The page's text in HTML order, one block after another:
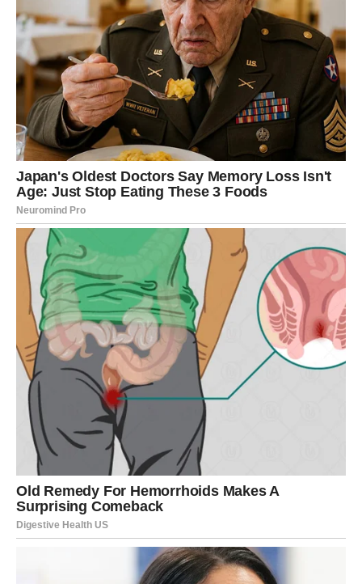
Ali ovaj period nije kraj. On jeprelomna tačka. Kajanje
vas sada tera da preispitate sopstvene granice i shvatite
da promena ne mora značiti gubitak – već oslobađanje.
Poruka za Bika:
Ne kažnjavajte sebe predugo. Lekcija koju sada učite
služi tome da sledeći put ne ostanete na mestu koje vas
više ne ispunjava.
BLIZANCI – KADA PREVIŠE
OPCIJA DOVEDE DO NIJEDNE
Blizanci su znak izbora, mogućnosti i kretanja. Ali upravo
tu leži problem: kada ima previše opcija, lako se desi da
sene izabere nijedna . U prethodnom periodu ste možda
imali šansu da se vežete, da se posvetite, da donesete
odluku – ali ste ostali između.
U narednim danima dolazi osećaj kajanja zbog
vašu potvrdu, vašu jasnoću – a vi ste mislili da imate još
vremena.
Sada vidite da je prilika prošla, da se okolnosti promenile
i da povratka u isto nema.